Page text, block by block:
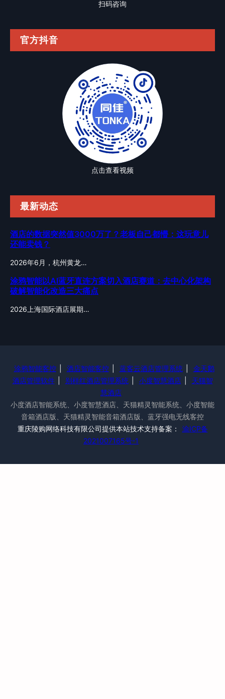
扫码咨询
官方抖音
点击查看视频
最新动态
酒店的数据突然值3000万了？老板自己都懵：这玩意儿
还能卖钱？
2026年6月，杭州黄龙…
涂鸦智能以AI蓝牙直连方案切入酒店赛道：去中心化架构
破解智能化改造三大痛点
2026上海国际酒店展期…
涂鸦智能客控 酒店智能客控 蓝客云酒店管理系统
金天鹅
酒店管理软件
别样红酒店管理系统 小度智慧酒店
天猫智
慧酒店
小度酒店智能系统、小度智慧酒店、天猫精灵智能系统、小度智能
音箱酒店版、天猫精灵智能音箱酒店版、蓝牙强电无线客控
重庆陵购网络科技有限公司提供本站技术支持备案：
渝ICP备
2021007165号-1